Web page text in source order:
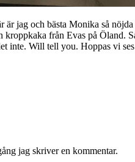
jag och bästa Monika så
från Evas på Öland.
inte. Will tell you. Hoppas vi
jag skriver en kommentar.